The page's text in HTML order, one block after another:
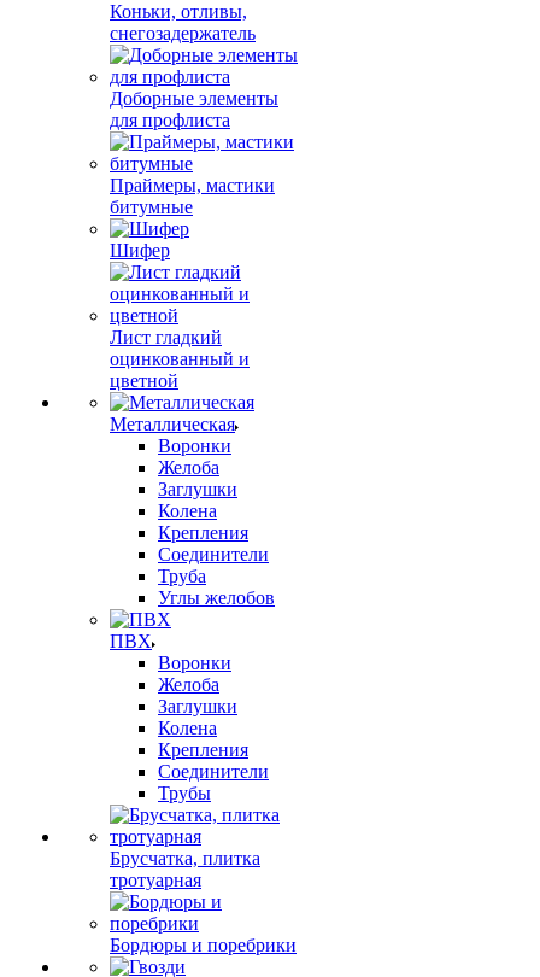
Коньки, отливы,
снегозадержатель
Доборные элементы
для профлиста
Праймеры, мастики
битумные
Шифер
Лист гладкий
оцинкованный и
цветной
Металлическая
Воронки
Желоба
Заглушки
Колена
Крепления
Соединители
Труба
Углы желобов
ПВХ
Воронки
Желоба
Заглушки
Колена
Крепления
Соединители
Трубы
Брусчатка, плитка
тротуарная
Бордюры и поребрики